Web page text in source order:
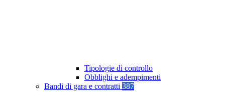
Tipologie di controllo
Obblighi e adempimenti
Bandi di gara e contratti 387